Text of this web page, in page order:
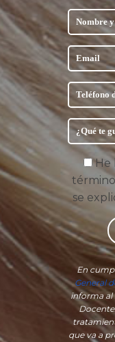
He
se
En
General
informa al
que va a